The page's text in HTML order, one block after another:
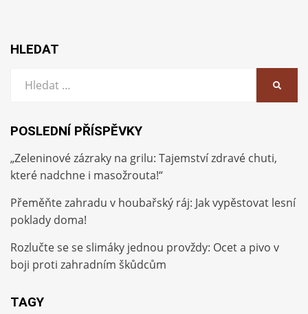
HLEDAT
POSLEDNÍ PŘÍSPĚVKY
„Zeleninové zázraky na grilu: Tajemství zdravé chuti,
které nadchne i masožrouta!“
Přeměňte zahradu v houbařský ráj: Jak vypěstovat lesní
poklady doma!
Rozlučte se se slimáky jednou provždy: Ocet a pivo v
boji proti zahradním škůdcům
TAGY